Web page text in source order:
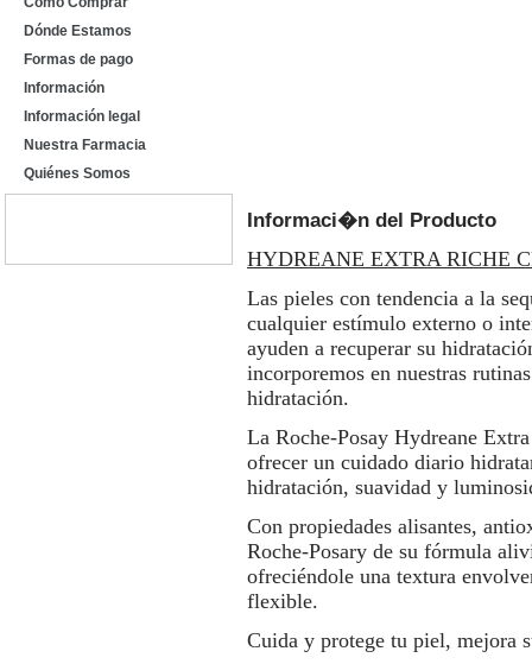
Dónde Estamos
Formas de pago
Información
Información legal
Nuestra Farmacia
Quiénes Somos
Informaci�n del Producto
HYDREANE EXTRA RICHE
Las pieles con tendencia a la
cualquier estímulo externo o
ayuden a recuperar su
incorporemos en nuestras
hidratación.
La Roche-Posay Hydreane
ofrecer un cuidado diario
hidratación, suavidad y
Con propiedades alisantes,
Roche-Posary de su fórmula
ofreciéndole una textura
flexible.
Cuida y protege tu piel, mejora